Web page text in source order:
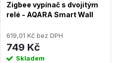
Zigbee vypínač s dvojitým
relé - AQARA Smart Wall
Double Rocker) (WS-
EUK02)
619,01 Kč bez DPH
749 Kč
Skladem